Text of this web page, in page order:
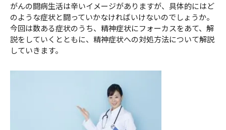
がんの闘病生活は辛いイメージがありますが、具体的にはど
のような症状と闘っていかなければいけないのでしょうか。
今回は数ある症状のうち、精神症状にフォーカスをあて、解
説をしていくとともに、精神症状への対処方法について解説
していきます。